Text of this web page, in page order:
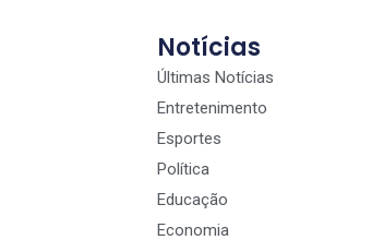
Notícias
Últimas Notícias
Entretenimento
Esportes
Política
Educação
Economia